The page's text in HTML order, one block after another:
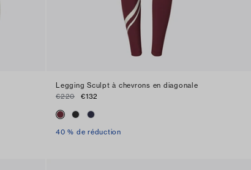
Legging Sculpt à chevrons en diagonale
€220
€132
40 % de réduction